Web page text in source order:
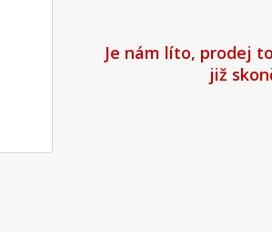
Je nám líto, prodej
již